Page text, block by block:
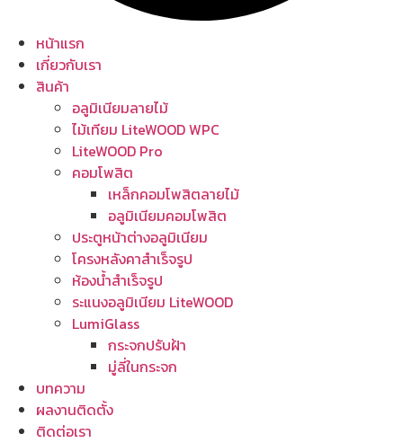
หน้าแรก
เกี่ยวกับเรา
สินค้า
อลูมิเนียมลายไม้
ไม้เทียม LiteWOOD WPC
LiteWOOD Pro
คอมโพสิต
เหล็กคอมโพสิตลายไม้
อลูมิเนียมคอมโพสิต
ประตูหน้าต่างอลูมิเนียม
โครงหลังคาสำเร็จรูป
ห้องน้ำสำเร็จรูป
ระแนงอลูมิเนียม LiteWOOD
LumiGlass
กระจกปรับฝ้า
มู่ลี่ในกระจก
บทความ
ผลงานติดตั้ง
ติดต่อเรา